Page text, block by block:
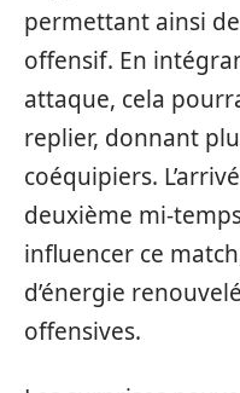
permettant ainsi
offensif. En
attaque, cela
replier, donnant
coéquipiers.
deuxième mi-
influencer ce
d’énergie
offensives.